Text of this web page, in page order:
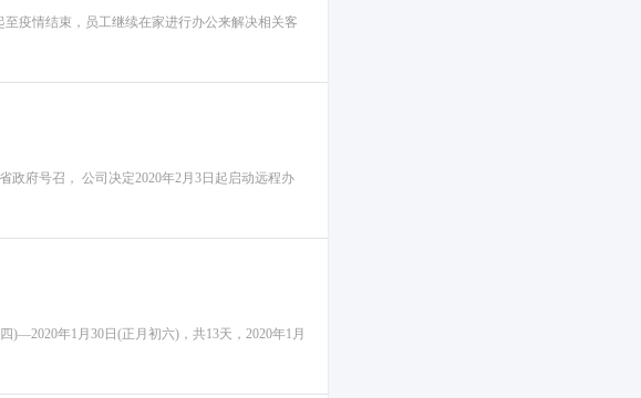
疫情结束，员工继续在家进行办公来解决相关客
府号召， 公司决定2020年2月3日起启动远程办
)—2020年1月30日(正月初六)，共13天，2020年1月